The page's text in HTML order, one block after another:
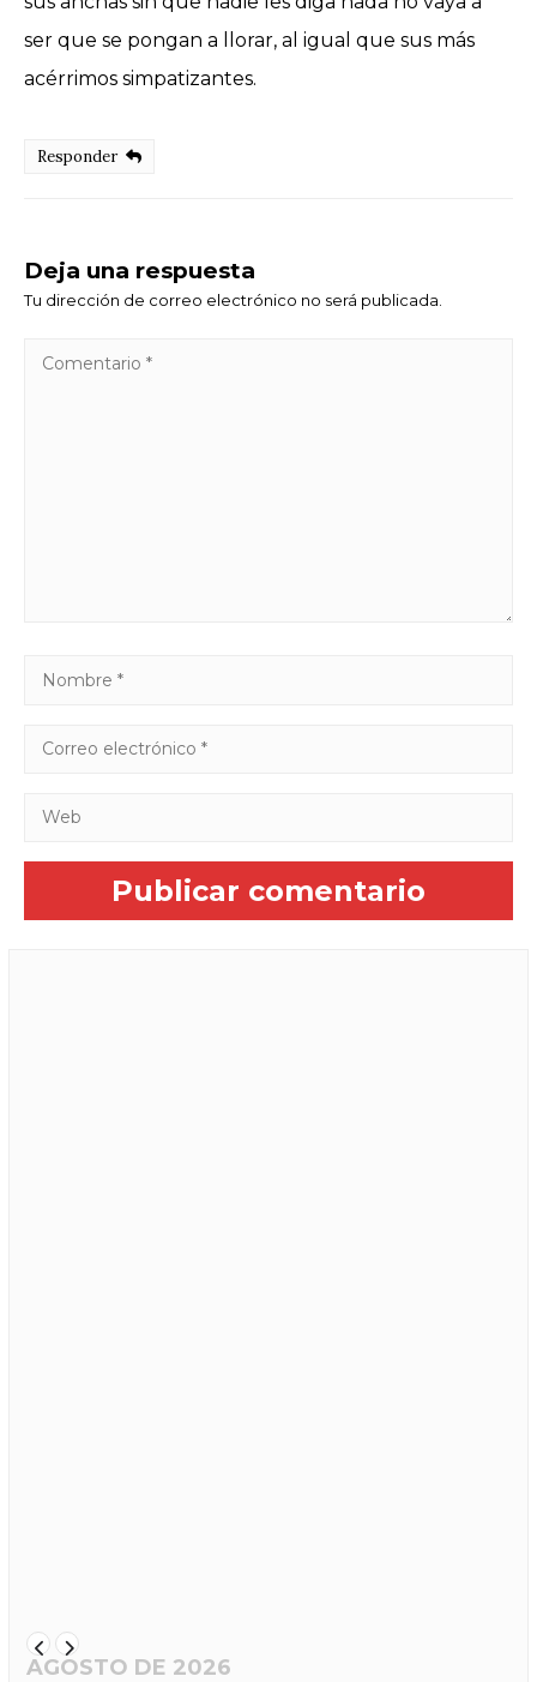
ser que se pongan a llorar, al igual que sus más
acérrimos simpatizantes.
Responder
Deja una respuesta
Tu dirección de correo electrónico no será publicada.
AGOSTO DE 2026